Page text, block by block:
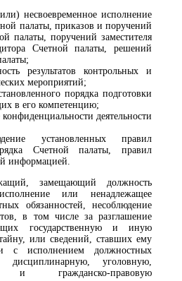
несвоевременное исполнение
палаты, приказов и поручений
палаты, поручений заместителя
Счетной палаты, решений
результатов контрольных и
мероприятий;
порядка подготовки
в его компетенцию;
деятельности
установленных правил
Счетной палаты, правил
информацией.
замещающий должность
или ненадлежащее
обязанностей, несоблюдение
в том числе за разглашение
государственную и иную
или сведений, ставших ему
с исполнением должностных
дисциплинарную, уголовную,
и гражданско-правовую